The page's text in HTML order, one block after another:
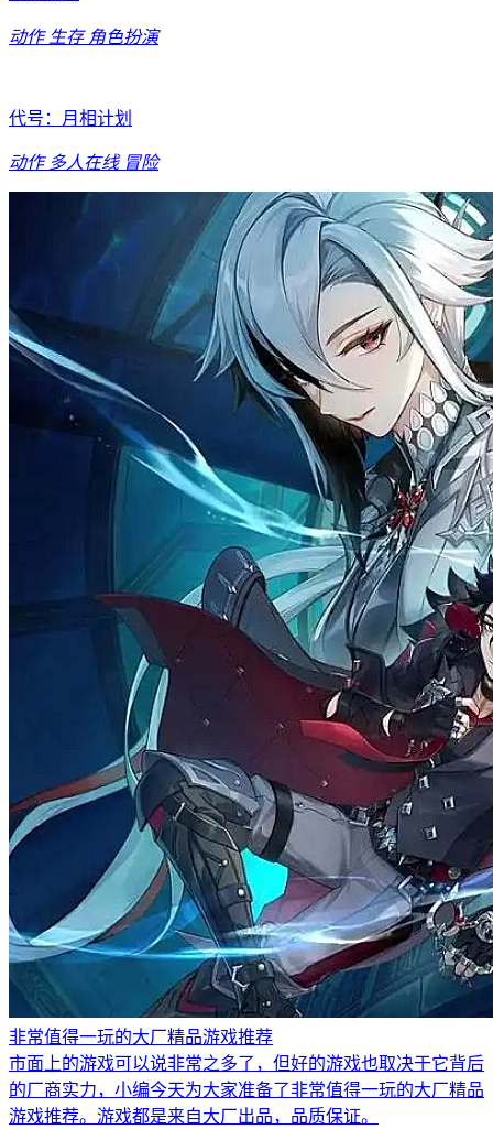
动作 生存 角色扮演
代号：月相计划
动作 多人在线 冒险
非常值得一玩的大厂精品游戏推荐
市面上的游戏可以说非常之多了，但好的游戏也取决于它背后
的厂商实力，小编今天为大家准备了非常值得一玩的大厂精品
游戏推荐。游戏都是来自大厂出品，品质保证。